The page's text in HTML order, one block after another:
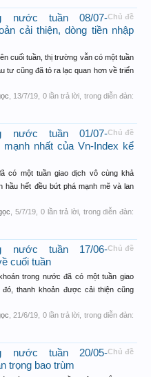
Chủ đề
nước tuần 08/07-
cải thiện, dòng tiền nhập
cuối tuần, thị trường vẫn có một tuần
tư cũng đã tỏ ra lạc quan hơn về triển
13/7/19 , 0 lần trả lời, trong diễn đàn:
Chủ đề
nước tuần 01/07-
mạnh nhất của Vn-Index kể
có một tuần giao dịch vô cùng khả
hầu hết đều bứt phá mạnh mẽ và lan
,5/7/19 , 0 lần trả lời, trong diễn đàn:
Chủ đề
nước tuần 17/06-
cuối tuần
trong nước đã có một tuần giao
thanh khoản được cải thiện cũng
,21/6/19 , 0 lần trả lời, trong diễn đàn:
Chủ đề
nước tuần 20/05-
trọng bao trùm